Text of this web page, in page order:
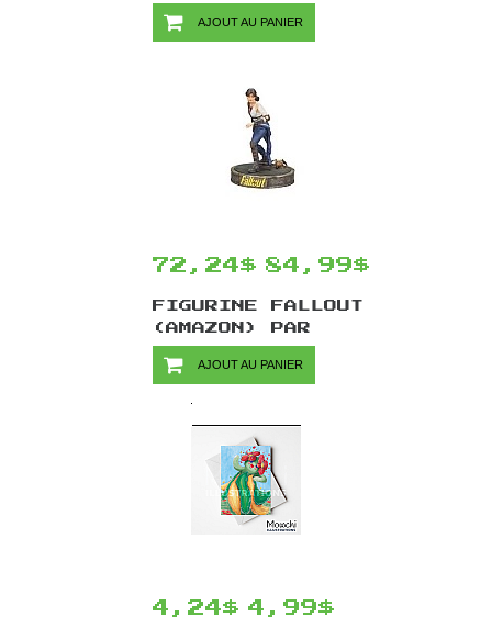
DE N64 PAR
CHINOOK CRAFTS
AJOUT AU PANIER
72,24$ 84,99$
FIGURINE FALLOUT
(AMAZON) PAR
DARK HORSE -
LUCY 18 CM
AJOUT AU PANIER
4,24$ 4,99$